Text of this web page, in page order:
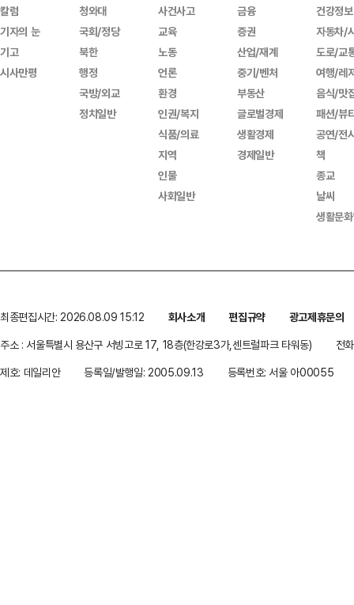
칼럼
기자의 눈
기고
시사만평
청와대
국회/정당
북한
행정
국방/외교
정치일반
사건사고
교육
노동
언론
환경
인권/복지
식품/의료
지역
인물
사회일반
금융
증권
산업/재계
중기/벤처
부동산
글로벌경제
생활경제
경제일반
건강정보
자동차/
도로/교
여행/레
음식/맛
패션/뷰
공연/전
책
종교
날씨
생활문
최종편집시간: 2026.08.09 15:12 회사소개 편집규약
광고제휴문의
주소 : 서울특별시 용산구 서빙고로 17, 18층(한강로3가,센트럴파크 타워동)
전
제호: 데일리안
등록일/발행일: 2005.09.13 등록번호: 서울 아00055